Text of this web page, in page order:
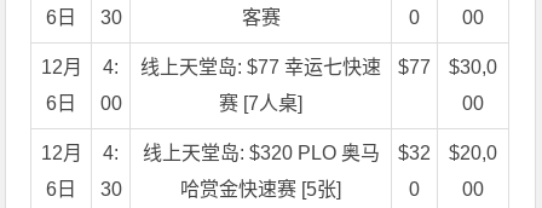
6日
30
客赛
0
00
12月
6日
4:
00
线上天堂岛: $77 幸运七快速
赛 [7人桌]
$77
$30,0
00
12月
6日
4:
30
线上天堂岛: $320 PLO 奥马
哈赏金快速赛 [5张]
$32
0
$20,0
00